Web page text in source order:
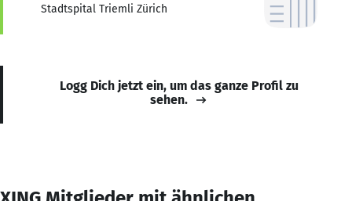
Stadtspital Triemli Zürich
Logg Dich jetzt ein, um das ganze Profil zu
sehen.